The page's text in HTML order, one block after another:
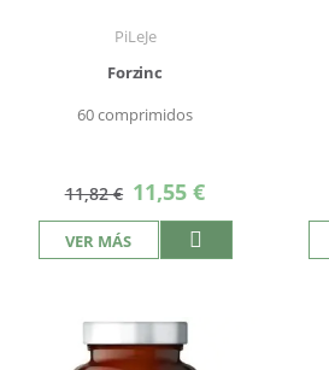
PiLeJe
Forzinc
60 comprimidos
11,82 € Precio
especial
11,55 €
VER MÁS